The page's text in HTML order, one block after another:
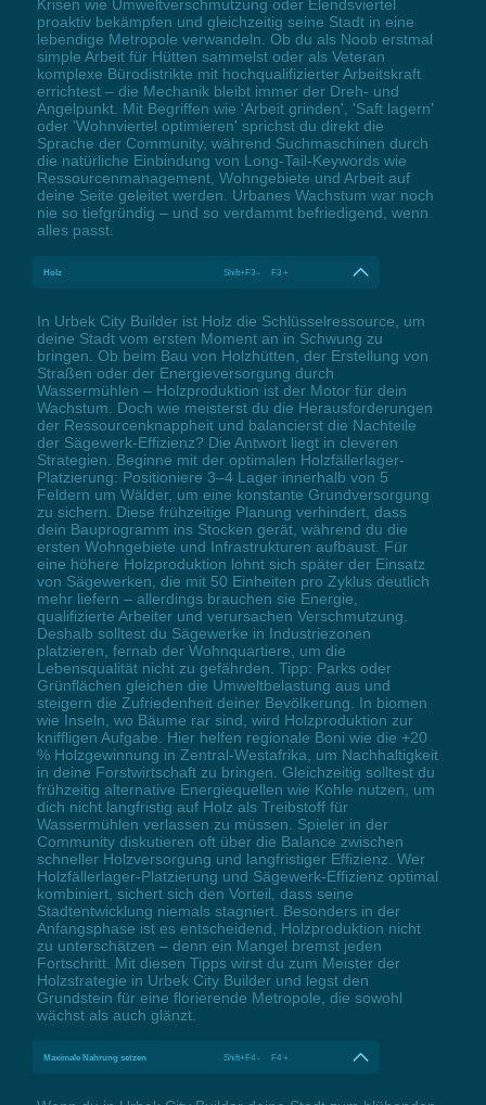
Krisen wie Umweltverschmutzung oder Elendsviertel
proaktiv bekämpfen und gleichzeitig seine Stadt in eine
lebendige Metropole verwandeln. Ob du als Noob erstmal
simple Arbeit für Hütten sammelst oder als Veteran
komplexe Bürodistrikte mit hochqualifizierter Arbeitskraft
errichtest – die Mechanik bleibt immer der Dreh- und
Angelpunkt. Mit Begriffen wie 'Arbeit grinden', 'Saft lagern'
oder 'Wohnviertel optimieren' sprichst du direkt die
Sprache der Community, während Suchmaschinen durch
die natürliche Einbindung von Long-Tail-Keywords wie
Ressourcenmanagement, Wohngebiete und Arbeit auf
deine Seite geleitet werden. Urbanes Wachstum war noch
nie so tiefgründig – und so verdammt befriedigend, wenn
alles passt.
Holz Shift+F3 - F3 +
In Urbek City Builder ist Holz die Schlüsselressource, um
deine Stadt vom ersten Moment an in Schwung zu
bringen. Ob beim Bau von Holzhütten, der Erstellung von
Straßen oder der Energieversorgung durch
Wassermühlen – Holzproduktion ist der Motor für dein
Wachstum. Doch wie meisterst du die Herausforderungen
der Ressourcenknappheit und balancierst die Nachteile
der Sägewerk-Effizienz? Die Antwort liegt in cleveren
Strategien. Beginne mit der optimalen Holzfällerlager-
Platzierung: Positioniere 3–4 Lager innerhalb von 5
Feldern um Wälder, um eine konstante Grundversorgung
zu sichern. Diese frühzeitige Planung verhindert, dass
dein Bauprogramm ins Stocken gerät, während du die
ersten Wohngebiete und Infrastrukturen aufbaust. Für
eine höhere Holzproduktion lohnt sich später der Einsatz
von Sägewerken, die mit 50 Einheiten pro Zyklus deutlich
mehr liefern – allerdings brauchen sie Energie,
qualifizierte Arbeiter und verursachen Verschmutzung.
Deshalb solltest du Sägewerke in Industriezonen
platzieren, fernab der Wohnquartiere, um die
Lebensqualität nicht zu gefährden. Tipp: Parks oder
Grünflächen gleichen die Umweltbelastung aus und
steigern die Zufriedenheit deiner Bevölkerung. In biomen
wie Inseln, wo Bäume rar sind, wird Holzproduktion zur
kniffligen Aufgabe. Hier helfen regionale Boni wie die +20
% Holzgewinnung in Zentral-Westafrika, um Nachhaltigkeit
in deine Forstwirtschaft zu bringen. Gleichzeitig solltest du
frühzeitig alternative Energiequellen wie Kohle nutzen, um
dich nicht langfristig auf Holz als Treibstoff für
Wassermühlen verlassen zu müssen. Spieler in der
Community diskutieren oft über die Balance zwischen
schneller Holzversorgung und langfristiger Effizienz. Wer
Holzfällerlager-Platzierung und Sägewerk-Effizienz optimal
kombiniert, sichert sich den Vorteil, dass seine
Stadtentwicklung niemals stagniert. Besonders in der
Anfangsphase ist es entscheidend, Holzproduktion nicht
zu unterschätzen – denn ein Mangel bremst jeden
Fortschritt. Mit diesen Tipps wirst du zum Meister der
Holzstrategie in Urbek City Builder und legst den
Grundstein für eine florierende Metropole, die sowohl
wächst als auch glänzt.
Maximale Nahrung setzen Shift+F4 - F4 +